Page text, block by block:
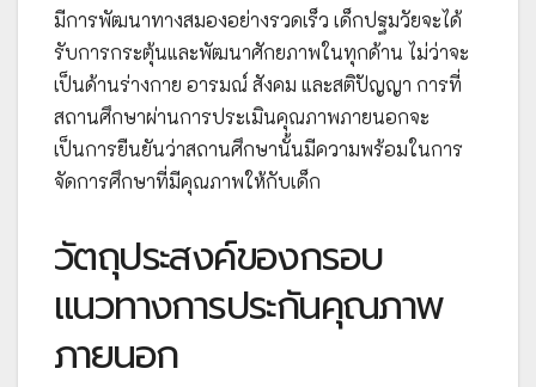
มีการพัฒนาทางสมองอย่างรวดเร็ว เด็กปฐมวัยจะได้
รับการกระตุ้นและพัฒนาศักยภาพในทุกด้าน ไม่ว่าจะ
เป็นด้านร่างกาย อารมณ์ สังคม และสติปัญญา การที่
สถานศึกษาผ่านการประเมินคุณภาพภายนอกจะ
เป็นการยืนยันว่าสถานศึกษานั้นมีความพร้อมในการ
จัดการศึกษาที่มีคุณภาพให้กับเด็ก
วัตถุประสงค์ของกรอบ
แนวทางการประกันคุณภาพ
ภายนอก